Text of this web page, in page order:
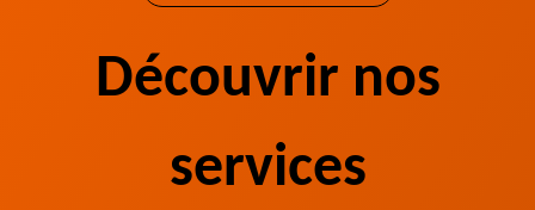
Découvrir nos
services